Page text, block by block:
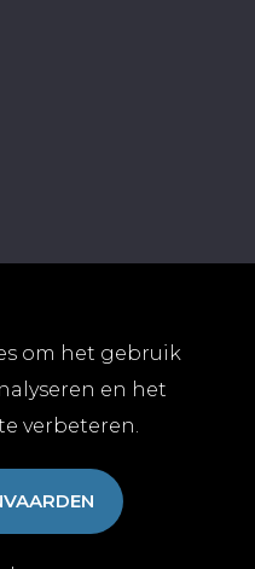
om het gebruik
en het
verbeteren.